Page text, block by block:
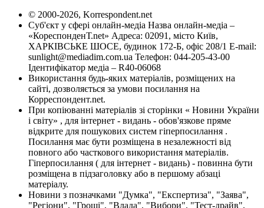
© 2000-2026, Korrespondent.net
Суб'єкт у сфері онлайн-медіа Назва онлайн-медіа –
«КореспонденТ.net» Адреса: 02091, місто Київ,
ХАРКІВСЬКЕ ШОСЕ, будинок 172-Б, офіс 208/1 E-mail:
sunlight@mediadim.com.ua Телефон: 044-205-43-00
Ідентифікатор медіа – R40-06068
Використання будь-яких матеріалів, розміщених на
сайті, дозволяється за умови посилання на
Корреспондент.net.
При копіюванні матеріалів зі сторінки « Новини України
і світу» , для інтернет - видань - обов'язкове пряме
відкрите для пошукових систем гіперпосилання .
Посилання має бути розміщена в незалежності від
повного або часткового використання матеріалів.
Гіперпосилання ( для інтернет - видань) - повинна бути
розміщена в підзаголовку або в першому абзаці
матеріалу.
Новини з позначками "Думка", "Експертиза", "Заява",
"Регіони", "Гроші", "Влада", "Вибори", "Тест-драйв",